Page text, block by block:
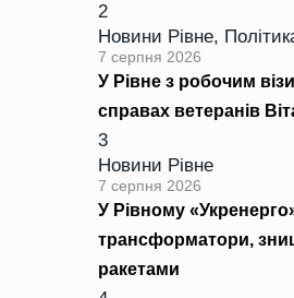
2
Новини Рівне,
7 серпня 2026
У Рівне з робочим
справах ветеранів
3
Новини Рівне
7 серпня 2026
У Рівному
трансформатори,
ракетами